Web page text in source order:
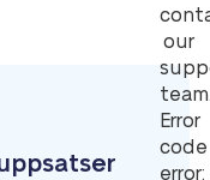
our
Error
code
error: